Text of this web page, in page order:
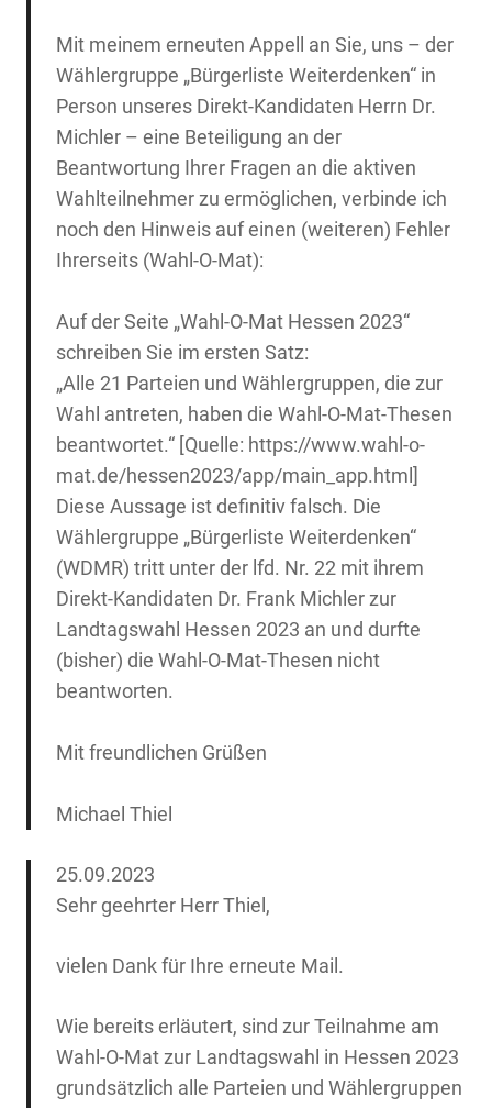
Mit meinem erneuten Appell an Sie, uns – der
Wählergruppe „Bürgerliste Weiterdenken“ in
Person unseres Direkt-Kandidaten Herrn Dr.
Michler – eine Beteiligung an der
Beantwortung Ihrer Fragen an die aktiven
Wahlteilnehmer zu ermöglichen, verbinde ich
noch den Hinweis auf einen (weiteren) Fehler
Ihrerseits (Wahl-O-Mat):
Auf der Seite „Wahl-O-Mat Hessen 2023“
schreiben Sie im ersten Satz:
„Alle 21 Parteien und Wählergruppen, die zur
Wahl antreten, haben die Wahl-O-Mat-Thesen
beantwortet.“ [Quelle: https://www.wahl-o-
mat.de/hessen2023/app/main_app.html]
Diese Aussage ist definitiv falsch. Die
Wählergruppe „Bürgerliste Weiterdenken“
(WDMR) tritt unter der lfd. Nr. 22 mit ihrem
Direkt-Kandidaten Dr. Frank Michler zur
Landtagswahl Hessen 2023 an und durfte
(bisher) die Wahl-O-Mat-Thesen nicht
beantworten.
Mit freundlichen Grüßen
Michael Thiel
25.09.2023
Sehr geehrter Herr Thiel,
vielen Dank für Ihre erneute Mail.
Wie bereits erläutert, sind zur Teilnahme am
Wahl-O-Mat zur Landtagswahl in Hessen 2023
grundsätzlich alle Parteien und Wählergruppen